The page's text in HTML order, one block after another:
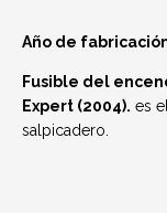
Año de
Fusible del
Expert (2004). es
salpicadero.